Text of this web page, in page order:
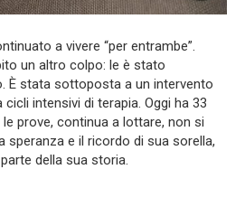
a vivere “per entrambe”.
un altro colpo: le è stato
È stata sottoposta a un intervento
intensivi di terapia. Oggi ha 33
prove, continua a lottare, non si
speranza e il ricordo di sua sorella,
della sua storia.